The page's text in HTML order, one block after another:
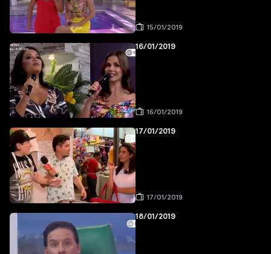
15/01/2019
16/01/2019
16/01/2019
17/01/2019
17/01/2019
18/01/2019